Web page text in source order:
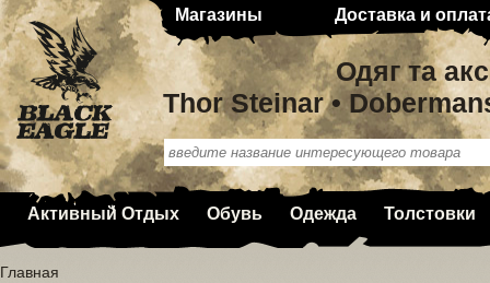
Магазины Доставка и
Одяг та
Thor Steinar •
Активный Отдых Обувь Одежда Толстовки
Главная